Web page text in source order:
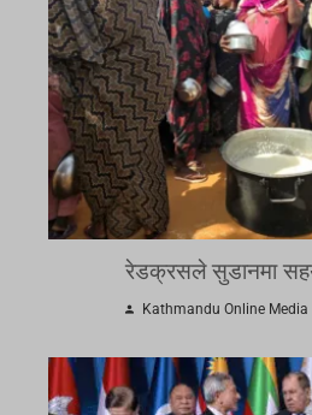
रेडक्रसले सुडानमा
Kathmandu Online Media